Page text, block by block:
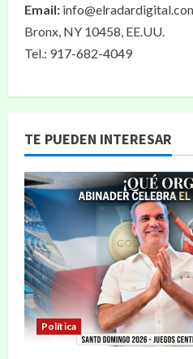
Email:
Bronx, NY 10458, EE.UU.
Tel.: 917-682-4049
TE PUEDEN INTERESAR
Política